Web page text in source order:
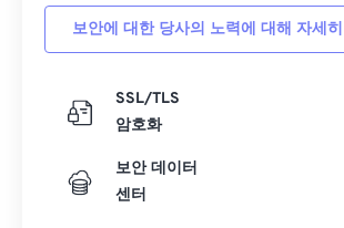
보안에 대한 당사의 노력에 대해 자세
SSL/TLS
암호화
보안 데이터
센터